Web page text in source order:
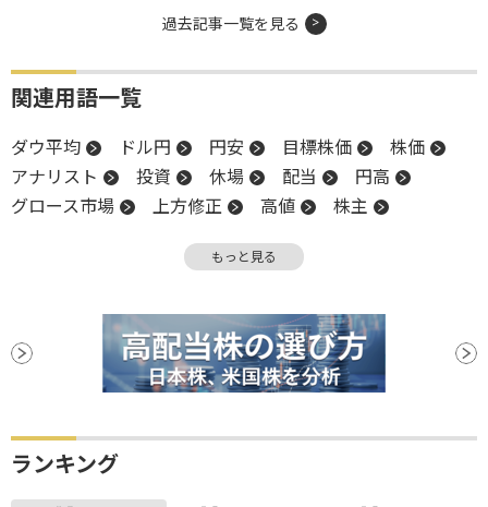
過去記事一覧を見る
関連用語一覧
ダウ平均 ドル円 円安 目標株価
株価
アナリスト
投資 休場 配当
円高
グロース市場
上方修正 高値
株主
新興市場 生成AI
もっと見る
ランキング